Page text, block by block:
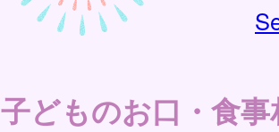
子どものお口・食事